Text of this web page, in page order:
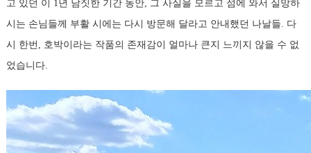
고 있던 이 1년 남짓한 기간 동안, 그 사실을 모르고 섬에 와서 실망하
시는 손님들께 부활 시에는 다시 방문해 달라고 안내했던 나날들. 다
시 한번, 호박이라는 작품의 존재감이 얼마나 큰지 느끼지 않을 수 없
었습니다.